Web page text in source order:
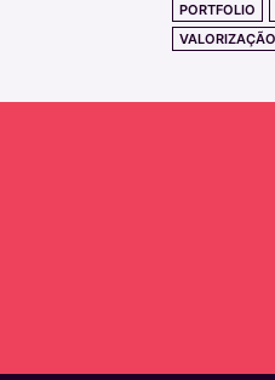
PORTFOLIO